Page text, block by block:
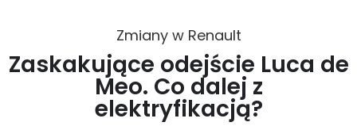
Zmiany w Renault
Zaskakujące odejście Luca de
Meo. Co dalej z
elektryfikacją?